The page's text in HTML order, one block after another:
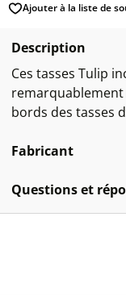
Ajouter à la liste de
Description
Ces tasses Tulip
bords des tasses
Fabricant
Questions et